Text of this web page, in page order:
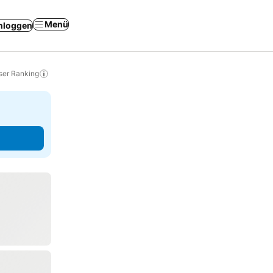
Menü
Ranking